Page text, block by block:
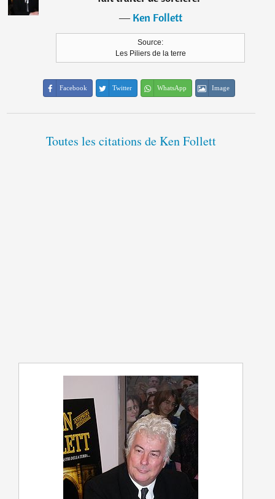
―Ken Follett
Source:
Les Piliers de la terre
Facebook Twitter WhatsApp Image
Toutes les citations de Ken Follett